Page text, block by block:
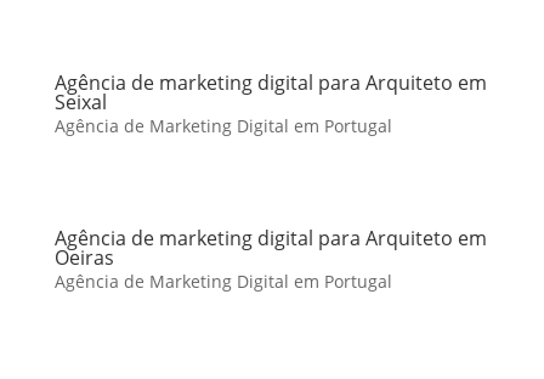
Agência de marketing digital para Arquiteto em
Seixal
Agência de Marketing Digital em Portugal
Agência de marketing digital para Arquiteto em
Oeiras
Agência de Marketing Digital em Portugal